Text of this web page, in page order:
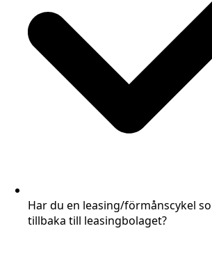
Har du en leasing/förmånscykel
tillbaka till leasingbolaget?